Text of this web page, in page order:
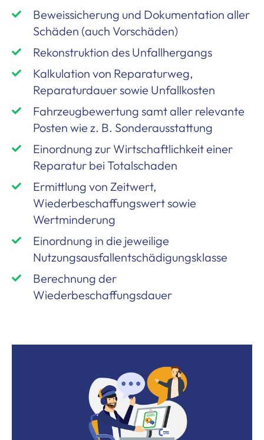
Beweissicherung und Dokumentation aller
Schäden (auch Vorschäden)
Rekonstruktion des Unfallhergangs
Kalkulation von Reparaturweg,
Reparaturdauer sowie Unfallkosten
Fahrzeugbewertung samt aller relevante
Posten wie z. B. Sonderausstattung
Einordnung zur Wirtschaftlichkeit einer
Reparatur bei Totalschaden
Ermittlung von Zeitwert,
Wiederbeschaffungswert sowie
Wertminderung
Einordnung in die jeweilige
Nutzungsausfallentschädigungsklasse
Berechnung der
Wiederbeschaffungsdauer